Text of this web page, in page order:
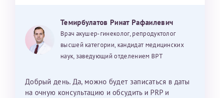
Темирбулатов Ринат Рафаилевич
Врач акушер-гинеколог, репродуктолог
высшей категории, кандидат медицинских
наук, заведующий отделением ВРТ
Добрый день. Да, можно будет записаться в даты
на очную консультацию и обсудить и PRP и